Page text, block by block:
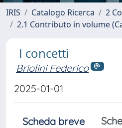
IRIS Catalogo Ricerca
2
2.1 Contributo in volume
I concetti
Briolini Federico
2025-01-01
Scheda breve